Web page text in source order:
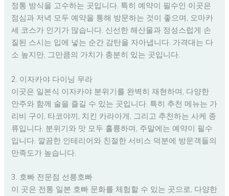
정통 방식을 고수하는 곳입니다. 특히 예약이 필수인 이곳은
점심과 저녁 모두 예약을 통해 방문하는 것이 좋으며, 오마카
세 코스가 인기가 많습니다. 신선한 해산물과 정성스럽게 손
질된 스시는 입에 넣는 순간 감탄을 자아냅니다. 가격대는 다
소 높지만, 그만큼의 가치가 충분히 있는 곳입니다.
2. 이자카야 다이닝 무라
이곳은 일본식 이자카야 분위기를 완벽히 재현하며, 다양한
안주와 함께 술을 즐길 수 있는 곳입니다. 특히 추천 메뉴는 가
리비 구이, 타코야끼, 치킨 카라아게, 그리고 추천하는 사케 종
류입니다. 분위기와 맛 모두 훌륭하며, 주말에는 예약이 필수
입니다. 깔끔한 인테리어와 친절한 서비스 덕분에 방문객들의
만족도가 높습니다.
3. 호빠 전문점 선릉호빠
이 곳은 전통 일본 호빠 문화를 체험할 수 있는 곳으로, 다양한